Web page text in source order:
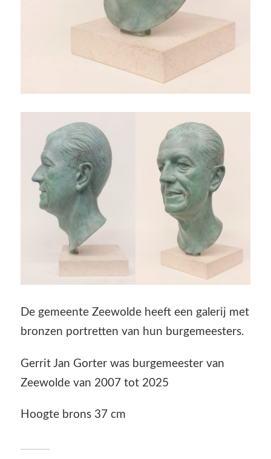
De gemeente Zeewolde heeft een galerij met
bronzen portretten van hun burgemeesters.
Gerrit Jan Gorter was burgemeester van
Zeewolde van 2007 tot 2025
Hoogte brons 37 cm